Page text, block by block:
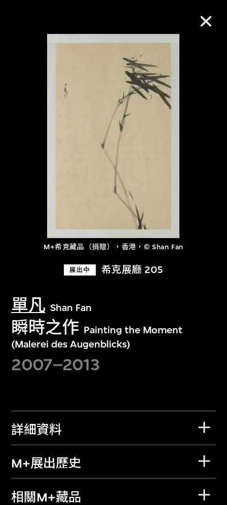
M+希克藏品（捐贈），香港，© Shan Fan
展出中 希克展廳 205
單凡 Shan Fan
瞬時之作 Painting the Moment
(Malerei des Augenblicks)
2007–2013
詳細資料
M+展出歷史
相關M+藏品
M+藏品
進一步篩選
探索世界頂級的二十及二十一世紀視覺